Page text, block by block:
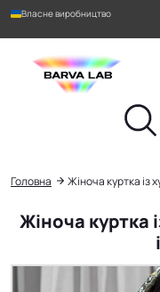
Власне виробництво
Пошук
Головна Жіноча куртка із
Жіноча куртка